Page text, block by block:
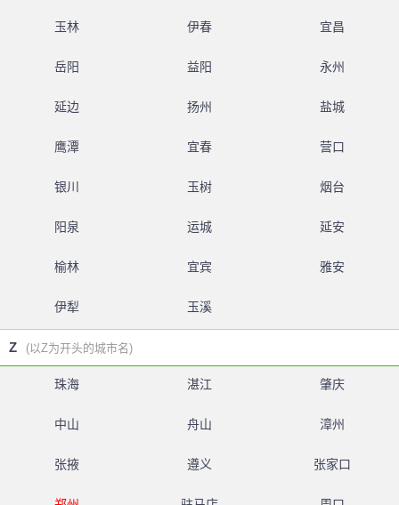
玉林 伊春 宜昌
岳阳 益阳 永州
延边 扬州 盐城
鹰潭 宜春 营口
银川 玉树 烟台
阳泉 运城 延安
榆林 宜宾 雅安
伊犁 玉溪
Z (以Z为开头的城市名)
珠海 湛江 肇庆
中山 舟山 漳州
张掖 遵义 张家口